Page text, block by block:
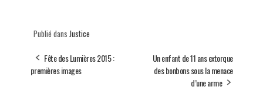
Publié dans Justice
Fête des Lumières 2015 :
premières images
Un enfant de 11 ans extorque
des bonbons sous la menace
d’une arme